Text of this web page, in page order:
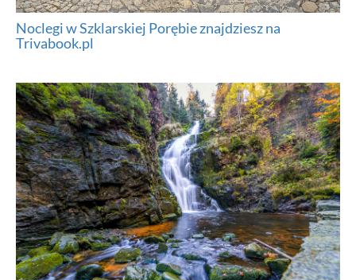
Noclegi w Szklarskiej Porębie znajdziesz na
Trivabook.pl